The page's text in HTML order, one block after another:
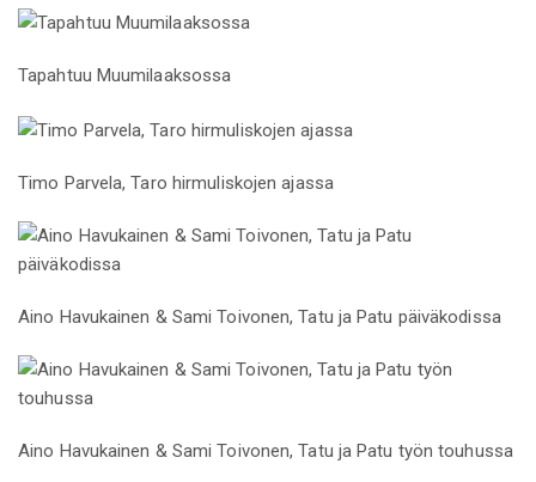
Tapahtuu Muumilaaksossa
Timo Parvela, Taro hirmuliskojen ajassa
Aino Havukainen & Sami Toivonen, Tatu ja Patu päiväkodissa
Aino Havukainen & Sami Toivonen, Tatu ja Patu työn touhussa